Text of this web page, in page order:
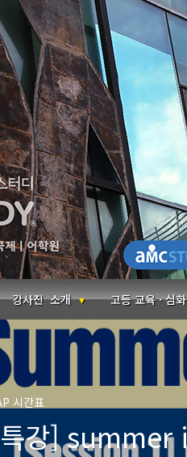
강사진 소개 고등 교육 · 심
시간표
특강]